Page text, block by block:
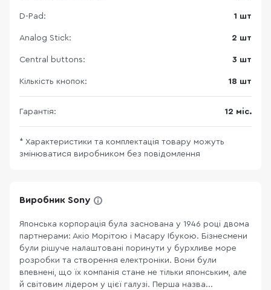
D-Pad: 1 шт
Analog Stick: 2 шт
Central buttons: 3 шт
Кількість кнопок: 18 шт
Гарантія: 12 міс.
* Характеристики та комплектація товару можуть
змінюватися виробником без повідомлення
Виробник Sony
Японська корпорація була заснована у 1946 році двома
партнерами: Акіо Морітою і Масару Ібукою. Бізнесмени
були рішуче налаштовані поринути у бурхливе море
розробки та створення електроніки. Вони були
впевнені, що їх компанія стане не тільки японським, але
й світовим лідером у цієї галузі. Перша назва...